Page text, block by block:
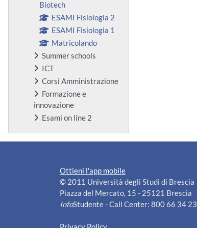
Biotech
ESAMI Fisiologia 2
ESAMI Fisiologia 1
Matricolando
Summer schools
ICT
Corsi Amministrazione
Formazione e
innovazione
Esami on line 2
Ottieni l'app mobile
© 2011 Università degli Studi di Brescia
Piazza del Mercato, 15 - 25121 Brescia
InfoStudente - Call Center: 800 66 34 23